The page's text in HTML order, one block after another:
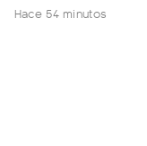
Hace 54 minutos